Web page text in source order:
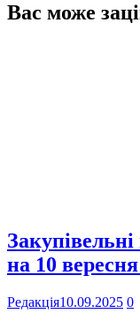
Вас може
на 10
Редакція10.09.2025 0